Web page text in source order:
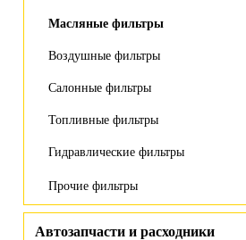
Масляные фильтры
Воздушные фильтры
Салонные фильтры
Топливные фильтры
Гидравлические фильтры
Прочие фильтры
Автозапчасти и расходники